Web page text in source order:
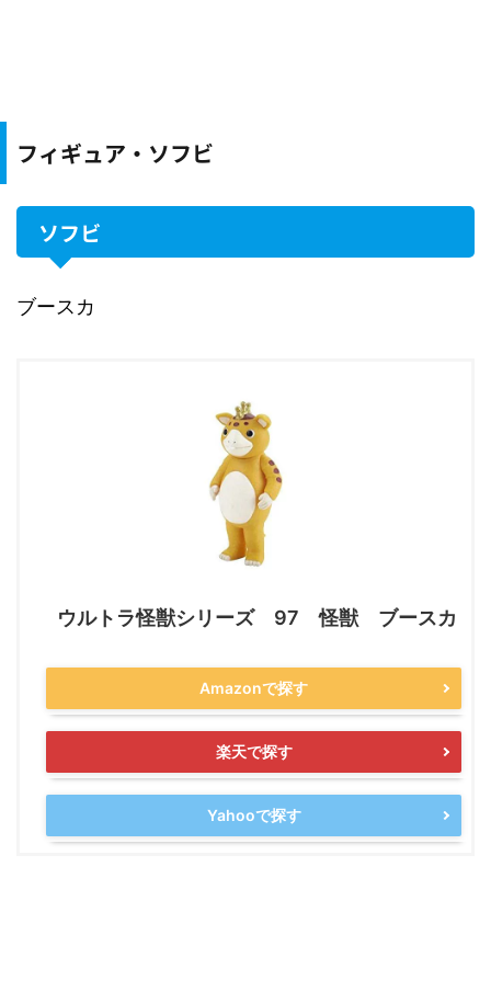
フィギュア・ソフビ
ソフビ
ブースカ
ウルトラ怪獣シリーズ 97 怪獣 ブースカ
Amazonで探す
楽天で探す
Yahooで探す